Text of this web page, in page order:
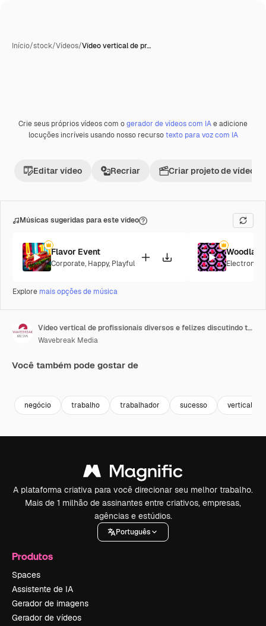
Início/stock/Vídeos/Vídeo vertical de pr…
Premium
Crie seus próprios vídeos com ogerador de vídeos com IAe adicione
locuções incríveis usando nosso recursotexto para voz com IA
Editar vídeo Recriar Criar projeto de vídeo
Músicas sugeridas para este vídeo
Flavor Event
Corporate, Happy, Playful Electronic
Explore mais opções de música
Vídeo vertical de profissionais diversos e felizes discutindo trabalho no escritório em câmera lenta
Wavebreak Media
Você também pode gostar de
negócio trabalho trabalhador sucesso vertical
A plataforma criativa para você direcionar seu melhor trabalho.
Mais de 1 milhão de assinantes entre criativos, empresas,
agências e estúdios.
Português
Produtos
Spaces
Assistente de IA
Gerador de imagens
Gerador de vídeos